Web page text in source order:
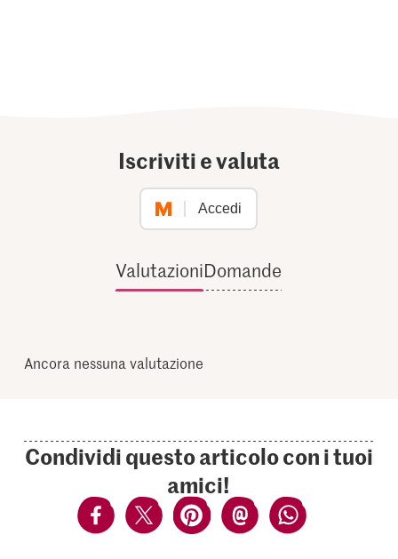
Iscriviti e valuta
Accedi
ValutazioniDomande
Ancora nessuna valutazione
Condividi questo articolo con i tuoi
amici!